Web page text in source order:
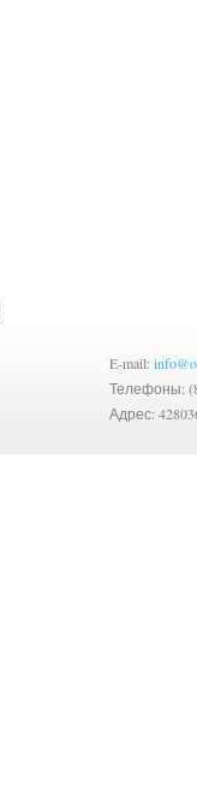
E-mail:
Телефоны:
Адрес: